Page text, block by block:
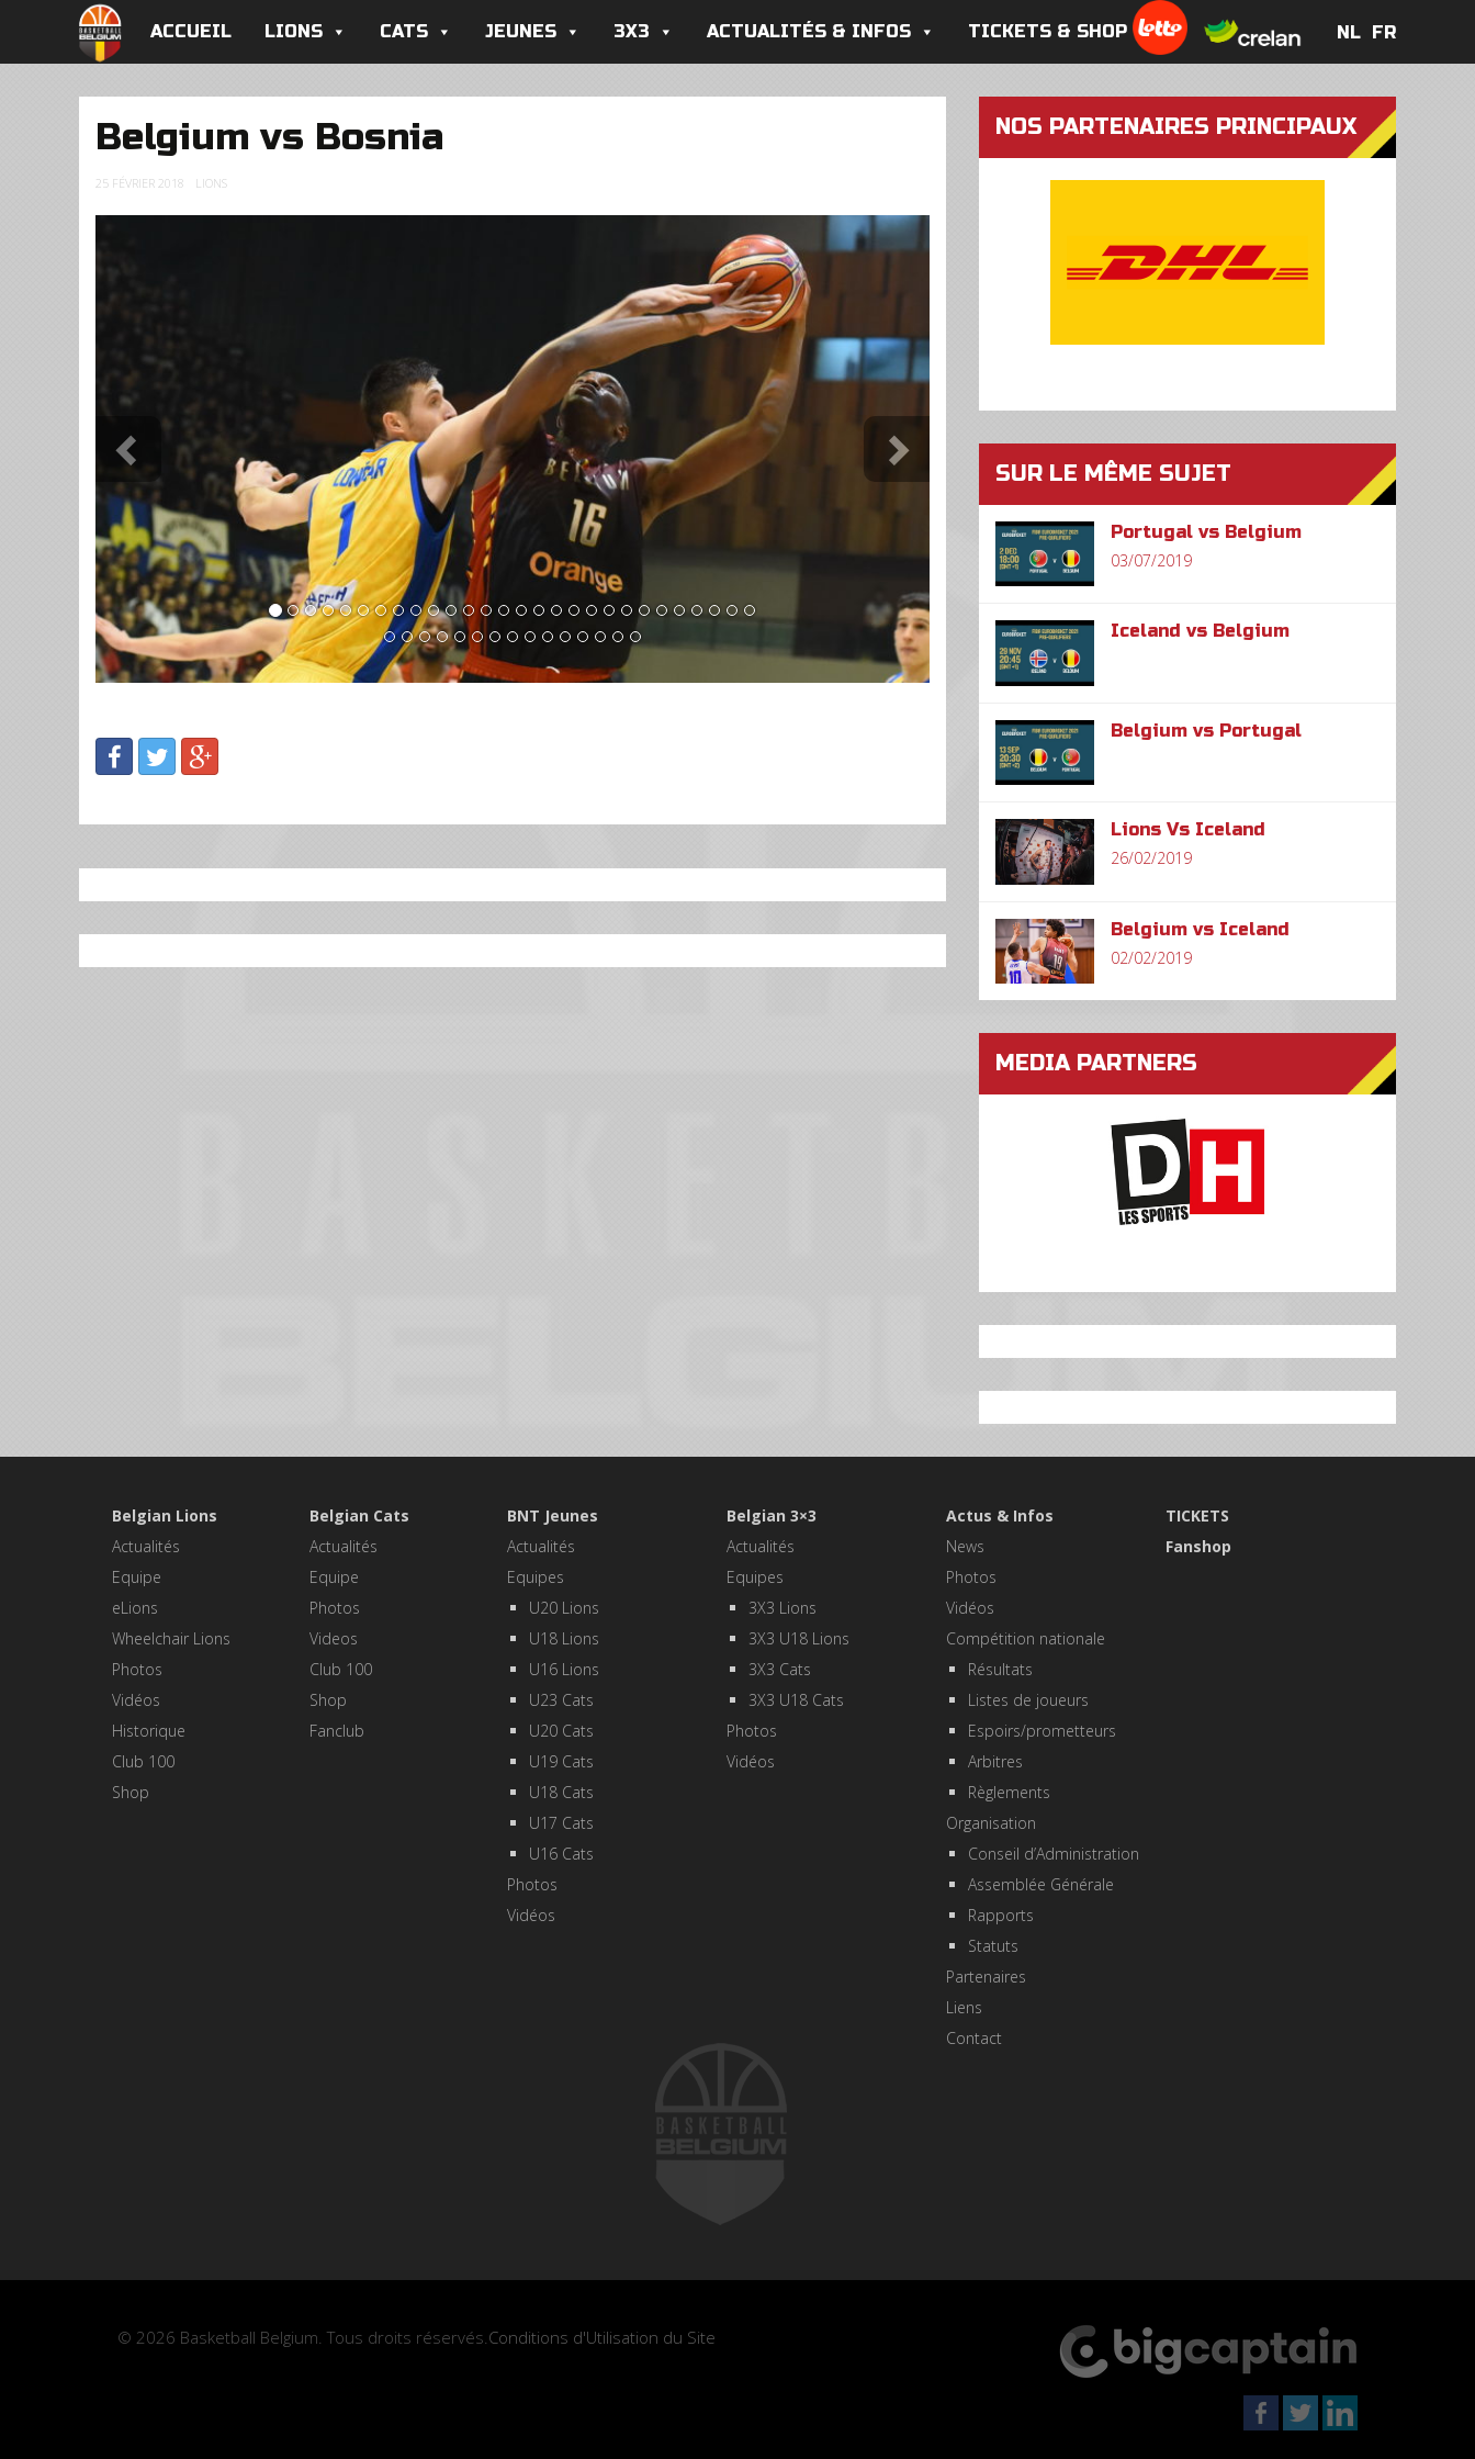
ACCUEIL LIONS CATS JEUNES 3X3 ACTUALITÉS & INFOS TICKETS & SHOP NL FR
Belgium vs Bosnia
25 FÉVRIER 2018 LIONS
Previous Next
NOS PARTENAIRES PRINCIPAUX
SUR LE MÊME SUJET
Portugal vs Belgium
03/07/2019
Iceland vs Belgium
Belgium vs Portugal
Lions Vs Iceland
26/02/2019
Belgium vs Iceland
02/02/2019
MEDIA PARTNERS
Belgian Lions
Actualités
Equipe
eLions
Wheelchair Lions
Photos
Vidéos
Historique
Club 100
Shop
Belgian Cats
Actualités
Equipe
Photos
Videos
Club 100
Shop
Fanclub
BNT Jeunes
Actualités
Equipes
U20 Lions
U18 Lions
U16 Lions
U23 Cats
U20 Cats
U19 Cats
U18 Cats
U17 Cats
U16 Cats
Photos
Vidéos
Belgian 3×3
Actualités
Equipes
3X3 Lions
3X3 U18 Lions
3X3 Cats
3X3 U18 Cats
Photos
Vidéos
Actus & Infos
News
Photos
Vidéos
Compétition nationale
Résultats
Listes de joueurs
Espoirs/prometteurs
Arbitres
Règlements
Organisation
Conseil d’Administration
Assemblée Générale
Rapports
Statuts
Partenaires
Liens
Contact
TICKETS
Fanshop
© 2026 Basketball Belgium. Tous droits réservés. Conditions d'Utilisation du Site
NL